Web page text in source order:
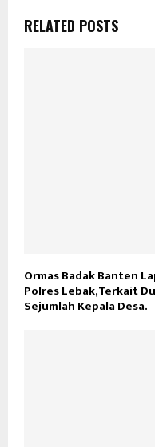
RELATED POSTS
Ormas Badak Banten
Polres Lebak,Terkait
Sejumlah Kepala Desa.